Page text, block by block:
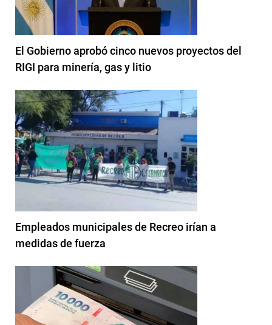
El Gobierno aprobó cinco nuevos proyectos del
RIGI para minería, gas y litio
Empleados municipales de Recreo irían a
medidas de fuerza